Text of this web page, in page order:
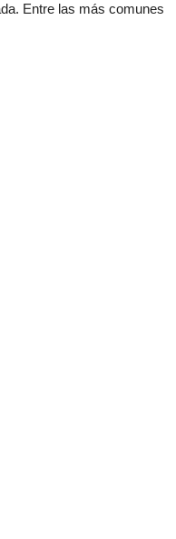
Entre las más comunes